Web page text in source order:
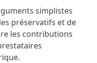
simplistes
préservatifs et de
les contributions